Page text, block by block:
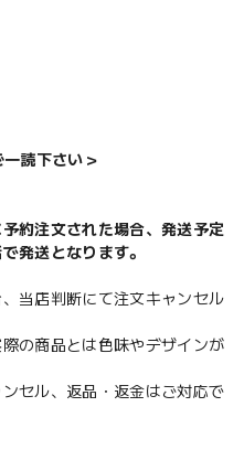
読下さい＞
約注文された場合、発送予定
発送となります。
当店判断にて注文キャンセル
の商品とは色味やデザインが
セル、返品・返金はご対応で